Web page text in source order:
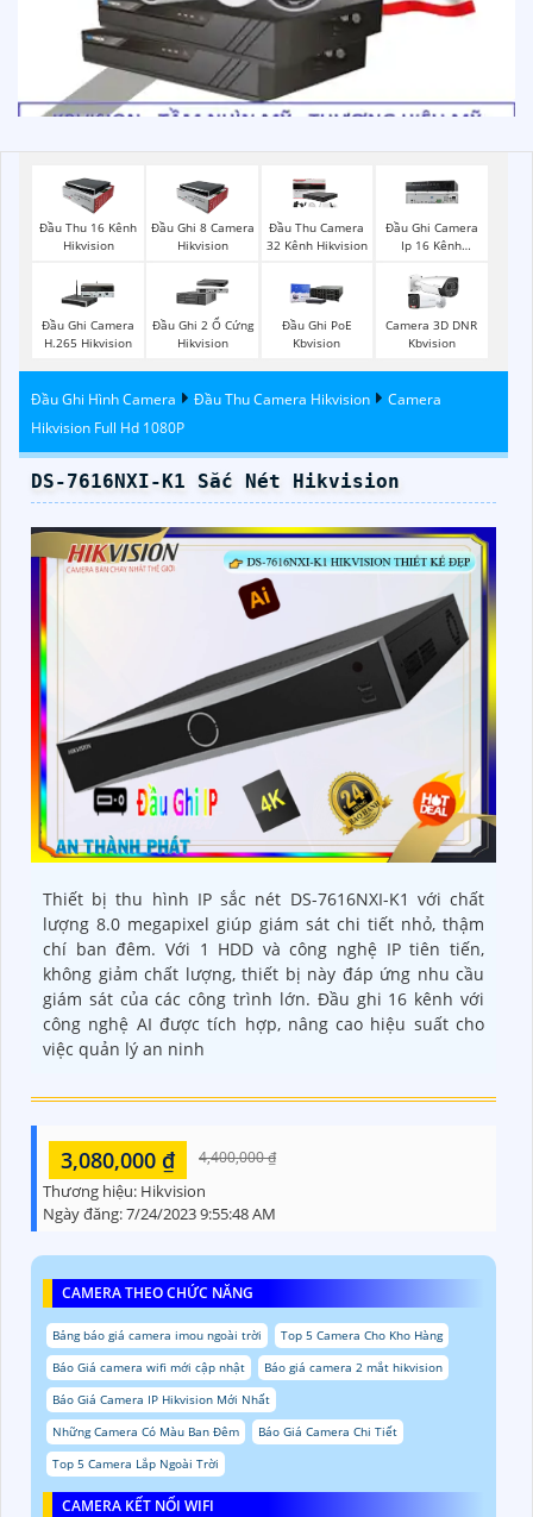
Đầu Thu 16 Kênh
Hikvision
Đầu Ghi 8 Camera
Hikvision
Đầu Thu Camera
32 Kênh Hikvision
Đầu Ghi Camera
Ip 16 Kênh
Đầu Ghi Camera
H.265 Hikvision
Đầu Ghi 2 Ổ Cứng
Hikvision
Đầu Ghi PoE
Kbvision
Camera 3D DNR
Kbvision
Đầu Ghi Hình Camera Đầu Thu Camera Hikvision
Camera
Hikvision Full Hd 1080P
DS-7616NXI-K1 Sắc Nét Hikvision
Thiết bị thu hình IP sắc nét DS-7616NXI-K1 với chất
lượng 8.0 megapixel giúp giám sát chi tiết nhỏ, thậm
chí ban đêm. Với 1 HDD và công nghệ IP tiên tiến,
không giảm chất lượng, thiết bị này đáp ứng nhu cầu
giám sát của các công trình lớn. Đầu ghi 16 kênh với
công nghệ AI được tích hợp, nâng cao hiệu suất cho
việc quản lý an ninh
3,080,000 ₫ 4,400,000 ₫
Thương hiệu: Hikvision
Ngày đăng:7/24/2023 9:55:48 AM
CAMERA THEO CHỨC NĂNG
Bảng báo giá camera imou ngoài trời
Top 5 Camera Cho Kho Hàng
Báo Giá camera wifi mới cập nhật
Báo giá camera 2 mắt hikvision
Báo Giá Camera IP Hikvision Mới Nhất
Những Camera Có Màu Ban Đêm
Báo Giá Camera Chi Tiết
Top 5 Camera Lắp Ngoài Trời
CAMERA KẾT NỐI WIFI